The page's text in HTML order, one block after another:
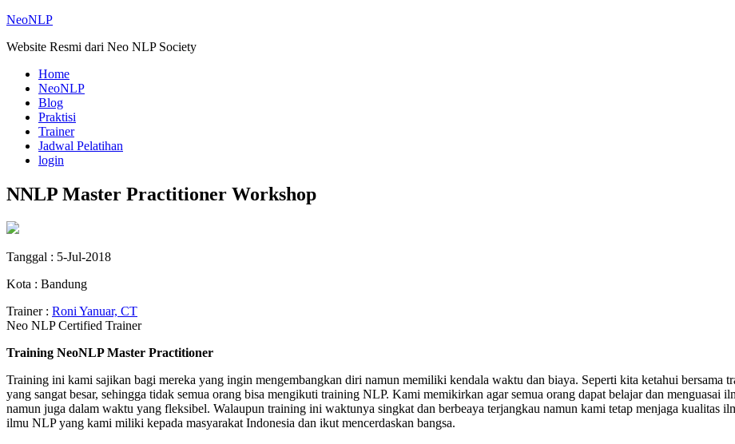
NeoNLP
Website Resmi dari Neo NLP Society
Home
NeoNLP
Blog
Praktisi
Trainer
Jadwal Pelatihan
login
NNLP Master Practitioner Workshop
Tanggal : 5-Jul-2018
Kota : Bandung
Trainer : Roni Yanuar, CT
Neo NLP Certified Trainer
Training NeoNLP Master Practitioner
Training ini kami sajikan bagi mereka yang ingin mengembangkan diri namun memiliki kendala waktu dan biaya. Seperti kita ketahui bersama
yang sangat besar, sehingga tidak semua orang bisa mengikuti training NLP. Kami memikirkan agar semua orang dapat belajar dan menguasai
namun juga dalam waktu yang fleksibel. Walaupun training ini waktunya singkat dan berbeaya terjangkau namun kami tetap menjaga kualitas
ilmu NLP yang kami miliki kepada masyarakat Indonesia dan ikut mencerdaskan bangsa.